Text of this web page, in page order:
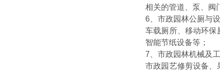
相关的管道、泵、阀
6、市政园林公厕与
车载厕所、移动环保
智能节纸设备等；
7、市政园林机械及
市政园艺修剪设备、